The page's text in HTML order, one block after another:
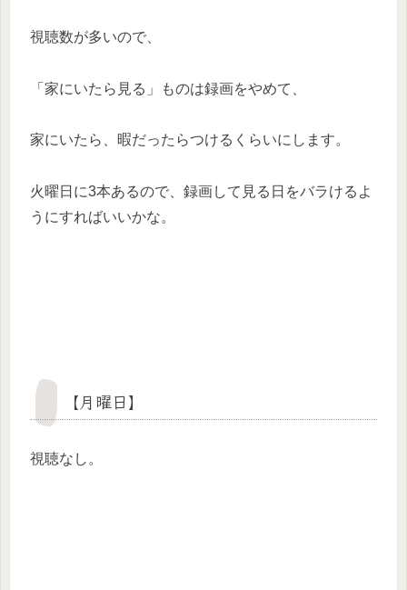
視聴数が多いので、
「家にいたら見る」ものは録画をやめて、
家にいたら、暇だったらつけるくらいにします。
火曜日に3本あるので、録画して見る日をバラけるよ
うにすればいいかな。
【月曜日】
視聴なし。